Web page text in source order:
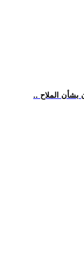
بشأن الملاح